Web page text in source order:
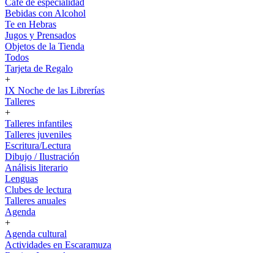
Café de especialidad
Bebidas con Alcohol
Te en Hebras
Jugos y Prensados
Objetos de la Tienda
Todos
Tarjeta de Regalo
+
IX Noche de las Librerías
Talleres
+
Talleres infantiles
Talleres juveniles
Escritura/Lectura
Dibujo / Ilustración
Análisis literario
Lenguas
Clubes de lectura
Talleres anuales
Agenda
+
Agenda cultural
Actividades en Escaramuza